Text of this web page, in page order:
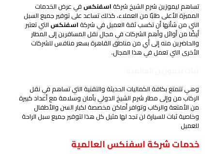
تساهم ليموزين شرم الشيخ شركةاسفنكس في عرض الخدمات
المميزة الأعلى طلبًا من العملاء، كذلك تساعد على توفير جميع السبل
التي من شأنها أن تكسب ثقة العميل في شركةاسفنكس التي تعتبر
أيضًا من أوائل وأهم الشركات في مجال نقل المسافرين إلى المطار
والحاضرين منه إلى أي من مناطق القاهرة بسعر منافس للشركات
الأخرى التي تعمل في هذا المجال.
وهي تتمتع بكافة الكماليات الحديثة والتقنية التي تساهم في نقل
الركاب من وإلى مطار شرم الشيخ الدولي بأمان وسلامة مع أعداد كبيرة
من الأمتعة والركاب وتوافر أماكن مخصصة لكبار السن والأطفال
وخاصية ثبات للسيارة لن تجد لها مثيل كل هذا لتوفير جميع سبل الراحة
للعميل
خدمات شركة اسفنكس العالمية